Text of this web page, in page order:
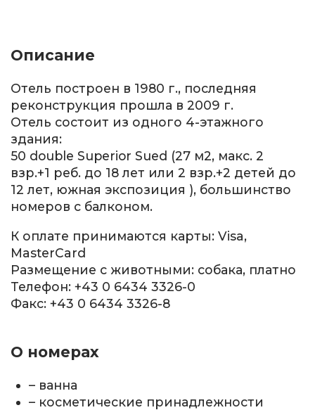
Описание
Отель построен в 1980 г., последняя
реконструкция прошла в 2009 г.
Отель состоит из одного 4-этажного
здания:
50 double Superior Sued (27 м2, макс. 2
взр.+1 реб. до 18 лет или 2 взр.+2 детей до
12 лет, южная экспозиция ), большинство
номеров с балконом.
К оплате принимаются карты: Visa,
MasterCard
Размещение с животными: собака, платно
Телефон: +43 0 6434 3326-0
Факс: +43 0 6434 3326-8
О номерах
– ванна
– косметические принадлежности